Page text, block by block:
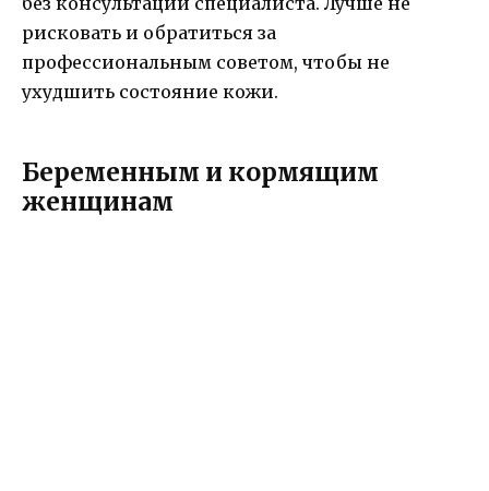
рисковать и обратиться за
профессиональным советом, чтобы не
ухудшить состояние кожи.
Беременным и кормящим
женщинам